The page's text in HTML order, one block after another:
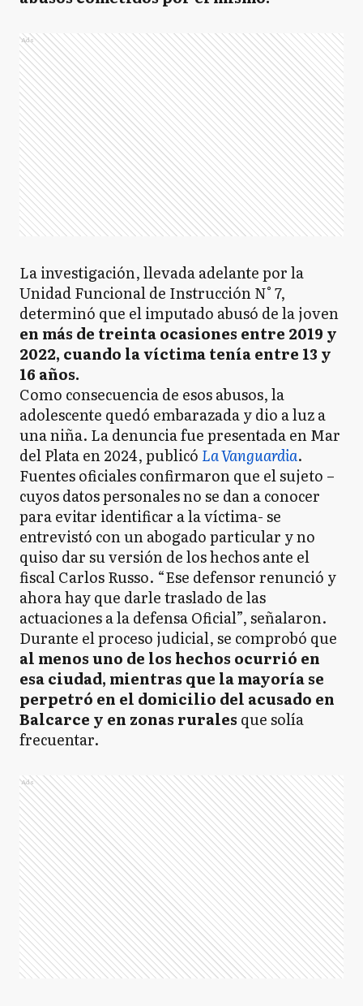
Ads
La investigación, llevada adelante por la
Unidad Funcional de Instrucción N° 7,
determinó que el imputado abusó de la joven
en más de treinta ocasiones entre 2019 y
2022, cuando la víctima tenía entre 13 y
16 años.
Como consecuencia de esos abusos, la
adolescente quedó embarazada y dio a luz a
una niña. La denuncia fue presentada en Mar
del Plata en 2024, publicó La Vanguardia.
Fuentes oficiales confirmaron que el sujeto –
cuyos datos personales no se dan a conocer
para evitar identificar a la víctima- se
entrevistó con un abogado particular y no
quiso dar su versión de los hechos ante el
fiscal Carlos Russo. “Ese defensor renunció y
ahora hay que darle traslado de las
actuaciones a la defensa Oficial”, señalaron.
Durante el proceso judicial, se comprobó que
al menos uno de los hechos ocurrió en
esa ciudad, mientras que la mayoría se
perpetró en el domicilio del acusado en
Balcarce y en zonas rurales que solía
frecuentar.
Ads